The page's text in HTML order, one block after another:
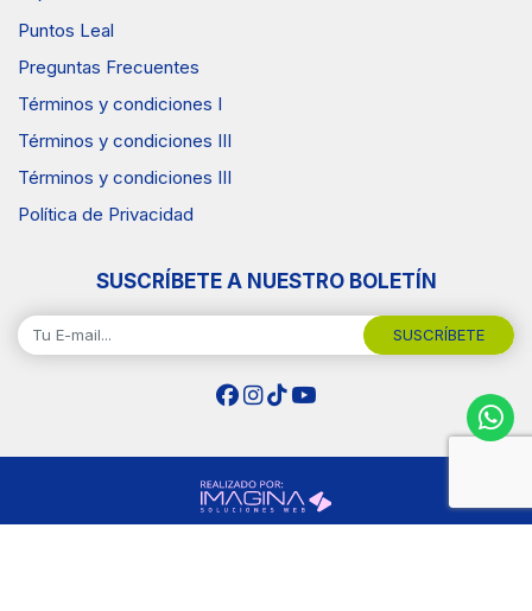
Puntos Leal
Preguntas Frecuentes
Términos y condiciones I
Términos y condiciones III
Términos y condiciones III
Política de Privacidad
SUSCRÍBETE A NUESTRO BOLETÍN
SUSCRÍBETE